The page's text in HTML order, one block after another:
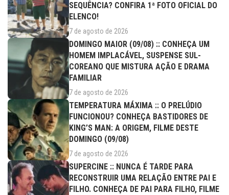
SEQUÊNCIA? CONFIRA 1ª FOTO OFICIAL DO
ELENCO!
7 de agosto de 2026
DOMINGO MAIOR (09/08) :: CONHEÇA UM
HOMEM IMPLACÁVEL, SUSPENSE SUL-
COREANO QUE MISTURA AÇÃO E DRAMA
FAMILIAR
7 de agosto de 2026
TEMPERATURA MÁXIMA :: O PRELÚDIO
FUNCIONOU? CONHEÇA BASTIDORES DE
KING’S MAN: A ORIGEM, FILME DESTE
DOMINGO (09/08)
7 de agosto de 2026
SUPERCINE :: NUNCA É TARDE PARA
RECONSTRUIR UMA RELAÇÃO ENTRE PAI E
FILHO. CONHEÇA DE PAI PARA FILHO, FILME